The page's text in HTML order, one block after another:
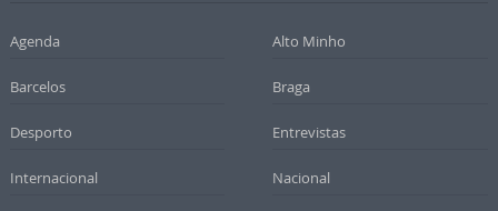
Agenda Alto Minho
Barcelos Braga
Desporto Entrevistas
Internacional Nacional